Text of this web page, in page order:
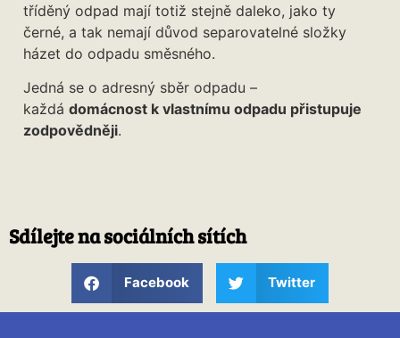
tříděný odpad mají totiž stejně daleko, jako ty
černé, a tak nemají důvod separovatelné složky
házet do odpadu směsného.
Jedná se o adresný sběr odpadu –
každá domácnost k vlastnímu odpadu přistupuje
zodpovědněji.
Sdílejte na sociálních sítích
Facebook Twitter